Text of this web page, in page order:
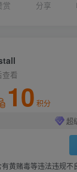
赏 分享
查看
10 积分
超
黄赌毒等违法违规不